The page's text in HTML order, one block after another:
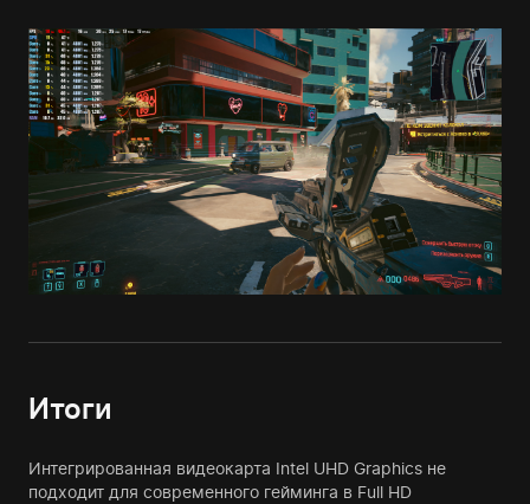
Итоги
Интегрированная видеокарта Intel UHD Graphics не
подходит для современного гейминга в Full HD